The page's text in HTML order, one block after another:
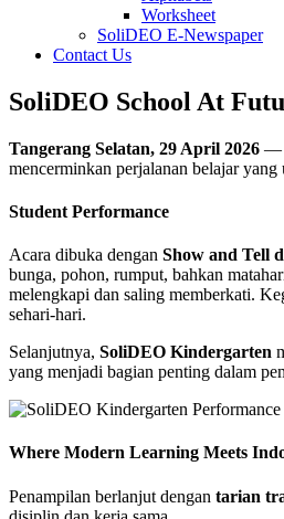
Worksheet
SoliDEO E-Newspaper
Contact Us
SoliDEO School At
Tangerang Selatan, 29 April 2026 —
mencerminkan perjalanan belajar
Student Performance
Acara dibuka dengan Show and Tell
bunga, pohon, rumput, bahkan
melengkapi dan saling memberkati.
sehari-hari.
Selanjutnya, SoliDEO Kindergarten
yang menjadi bagian penting dalam
Where Modern Learning Meets
Penampilan berlanjut dengan tarian